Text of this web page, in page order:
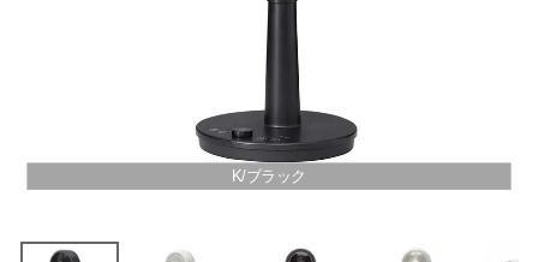
K/ブラック